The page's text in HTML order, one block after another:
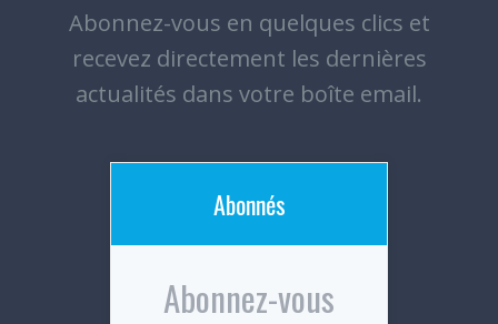
Abonnez-vous en quelques clics et
recevez directement les dernières
actualités dans votre boîte email.
Abonnés
Abonnez-vous